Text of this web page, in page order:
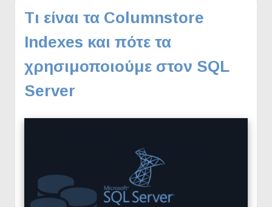
Τι είναι τα Columnstore
Indexes και πότε τα
χρησιμοποιούμε στον SQL
Server